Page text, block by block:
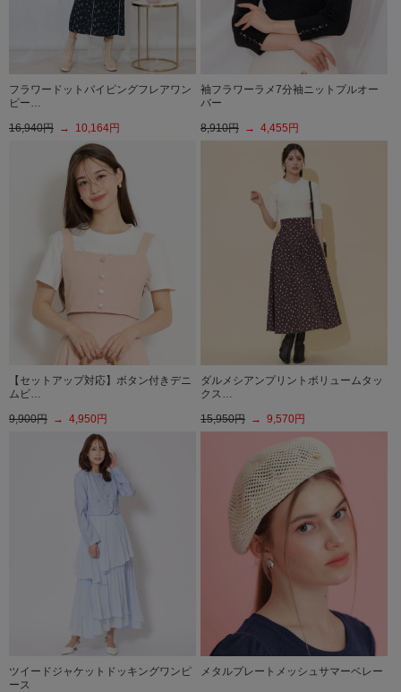
フラワードットパイピングフレアワン
ピー…
16,940円 → 10,164円
袖フラワーラメ7分袖ニットプルオー
バー
8,910円 → 4,455円
【セットアップ対応】ボタン付きデニ
ムビ…
9,900円 → 4,950円
ダルメシアンプリントボリュームタッ
クス…
15,950円 → 9,570円
ツイードジャケットドッキングワンピ
ース
メタルプレートメッシュサマーベレー